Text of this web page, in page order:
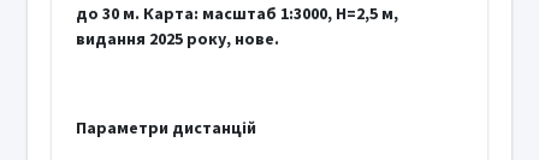
до 30 м. Карта: масштаб 1:3000, H=2,5 м,
видання 2025 року, нове.
Параметри дистанцій